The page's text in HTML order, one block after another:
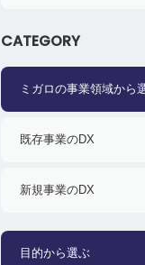
CATEGORY
ミガロの事業領域から
既存事業のDX
新規事業のDX
目的から選ぶ